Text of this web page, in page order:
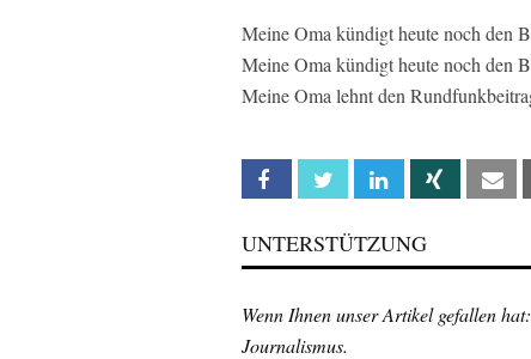
Meine Oma kündigt heute noch den
Meine Oma kündigt heute noch den
Meine Oma lehnt den
Facebook Twitter Linkedin Xing
UNTERSTÜTZUNG
Wenn Ihnen unser Artikel gefallen
Journalismus.